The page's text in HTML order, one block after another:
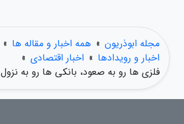
مجله ابوذریون » همه اخبار و مقاله ها »
اخبار و رویدادها » اخبار اقتصادی »
فلزی ها رو به صعود، بانکی ها رو به نزول